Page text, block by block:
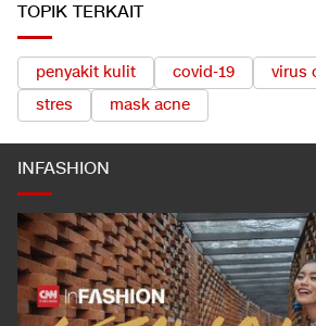
TOPIK TERKAIT
penyakit kulit covid-19
virus
stres
mask acne
INFASHION